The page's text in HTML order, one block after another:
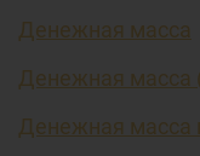
Денежная масса
Денежная масса
Денежная масса